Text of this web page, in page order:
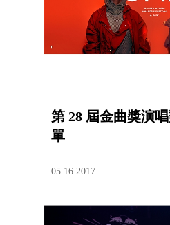
第 28 屆金曲獎演
單
05.16.2017